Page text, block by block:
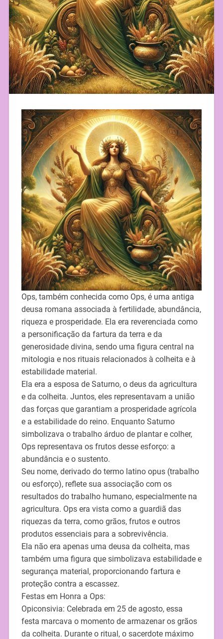
Ops, também conhecida como Ops, é uma antiga
deusa romana associada à fertilidade, abundância,
riqueza e prosperidade. Ela era reverenciada como
a personificação da fartura da terra e da
generosidade divina, sendo uma figura central na
mitologia e nos rituais relacionados à colheita e à
estabilidade material.
Ela era a esposa de Saturno, o deus da agricultura
e da colheita. Juntos, eles representavam a união
das forças que garantiam a prosperidade agrícola
e a estabilidade do reino. Enquanto Saturno
simbolizava o trabalho árduo de plantar e colher,
Ops representava os frutos desse esforço: a
abundância e o sustento.
Seu nome, derivado do termo latino opus (trabalho
ou esforço), reflete sua associação com os
resultados do trabalho humano, especialmente na
agricultura. Ops era vista como a guardiã das
riquezas da terra, como grãos, frutos e outros
produtos essenciais para a sobrevivência.
Ela não era apenas uma deusa da colheita, mas
também uma figura que simbolizava estabilidade e
segurança material, proporcionando fartura e
proteção contra a escassez.
Festas em Honra a Ops:
Opiconsivia: Celebrada em 25 de agosto, essa
festa marcava o momento de armazenar os grãos
da colheita. Durante o ritual, o sacerdote máximo